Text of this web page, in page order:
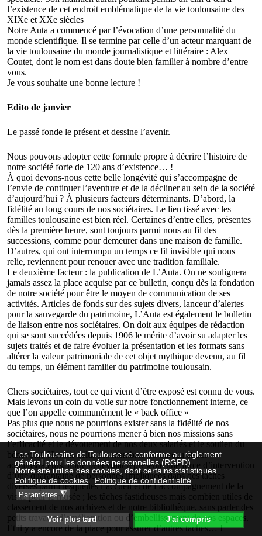
Les Toulousains de Toulouse se conforme au règlement
général pour les données personnelles (RGPD).
Notre site utilise des cookies, dont certains statistiques.
Politique de cookies
Politique de confidentialité
Paramètres ◮
Voir plus tard J'ai compris
l’existence de cet endroit emblématique de la vie toulousaine des
XIXe et XXe siècles
Notre Auta a commencé par l’évocation d’une personnalité du
monde scientifique. Il se termine par celle d’un acteur marquant de
la vie toulousaine du monde journalistique et littéraire : Alex
Coutet, dont le nom est dans doute bien familier à nombre d’entre
vous.
Je vous souhaite une bonne lecture !
Edito de janvier
Le passé fonde le présent et dessine l’avenir.
Nous pouvons adopter cette formule propre à décrire l’histoire de
notre société forte de 120 ans d’existence… !
À quoi devons-nous cette belle longévité qui s’accompagne de
l’envie de continuer l’aventure et de la décliner au sein de la société
d’aujourd’hui ? À plusieurs facteurs déterminants. D’abord, la
fidélité au long cours de nos sociétaires. Le lien tissé avec les
familles toulousaine est bien réel. Certaines d’entre elles, présentes
dès la première heure, sont toujours parmi nous au fil des
successions, comme pour demeurer dans une maison de famille.
D’autres, qui ont interrompu un temps ce fil invisible qui nous
relie, reviennent pour renouer avec une tradition familiale.
Le deuxième facteur : la publication de L’Auta. On ne soulignera
jamais assez la place acquise par ce bulletin, conçu dès la fondation
de notre société pour être le moyen de communication de ses
activités. Articles de fonds sur des sujets divers, lanceur d’alertes
pour la sauvegarde du patrimoine, L’Auta est également le bulletin
de liaison entre nos sociétaires. On doit aux équipes de rédaction
qui se sont succédées depuis 1906 le mérite d’avoir su adapter les
sujets traités et de faire évoluer la présentation et les formats sans
altérer la valeur patrimoniale de cet objet mythique devenu, au fil
du temps, un élément familier du patrimoine toulousain.
Chers sociétaires, tout ce qui vient d’être exposé est connu de vous.
Mais levons un coin du voile sur notre fonctionnement interne, ce
que l’on appelle communément le « back office »
Pas plus que nous ne pourrions exister sans la fidélité de nos
sociétaires, nous ne pourrions mener à bien nos missions sans
l’efficacité et le dévouement de nos deux salariés et le soutien du
bénévolat. Hormis celui des membres du bureau et des
administrateurs, notre bénévolat représente une force d’intervention
d’une quarantaine de personnes impliquées dans des tâches
diverses parmi lesquelles l’accueil et de l’accompagnement de la
visite pour le musée ; les tâches fastidieuses mais combien utiles de
classement de nos archives et de notre bibliothèque, sans parler des
petits travaux d’amélioration ou d’embellissement de nos espaces.
Et il y a encore de la place pour assurer d’autres taches… !